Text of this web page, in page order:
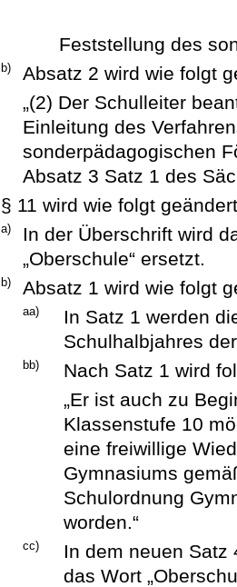
Feststellung des
b)
Absatz 2 wird wie folgt
„(2) Der Schulleiter
Einleitung des
sonderpädagogischen
Absatz 3 Satz 1 des
§ 11 wird wie folgt
a)
In der Überschrift wird
„Oberschule“ ersetzt.
b) Absatz 1 wird wie folgt
aa)
In Satz 1 werden
Schulhalbjahres
bb)
Nach Satz 1 wird
„Er ist auch zu
Klassenstufe 10
eine freiwillige
Gymnasiums
Schulordnung
worden.“
cc)
In dem neuen Satz
das Wort